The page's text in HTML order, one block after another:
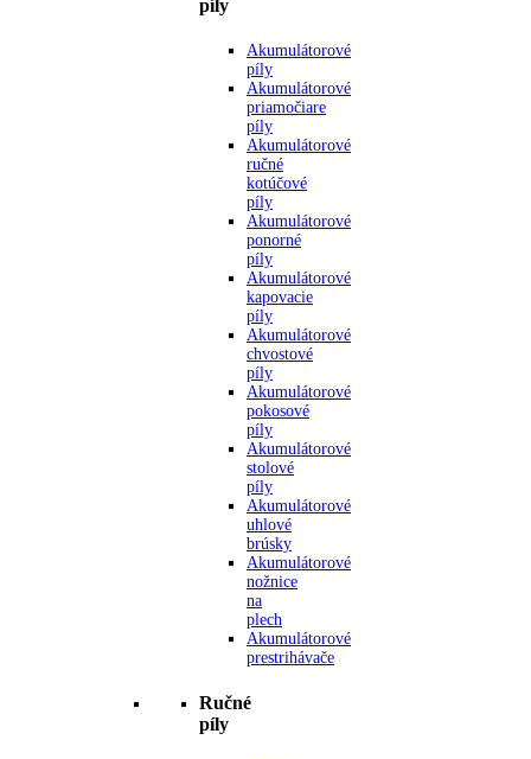
píly
Akumulátorové
píly
Akumulátorové
priamočiare
píly
Akumulátorové
ručné
kotúčové
píly
Akumulátorové
ponorné
píly
Akumulátorové
kapovacie
píly
Akumulátorové
chvostové
píly
Akumulátorové
pokosové
píly
Akumulátorové
stolové
píly
Akumulátorové
uhlové
brúsky
Akumulátorové
nožnice
na
plech
Akumulátorové
prestrihávače
Ručné
píly